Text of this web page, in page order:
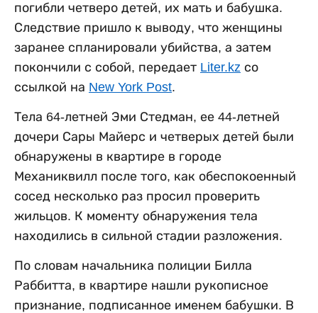
погибли четверо детей, их мать и бабушка.
Следствие пришло к выводу, что женщины
заранее спланировали убийства, а затем
покончили с собой, передает Liter.kz со
ссылкой на New York Post.
Тела 64-летней Эми Стедман, ее 44-летней
дочери Сары Майерс и четверых детей были
обнаружены в квартире в городе
Механиквилл после того, как обеспокоенный
сосед несколько раз просил проверить
жильцов. К моменту обнаружения тела
находились в сильной стадии разложения.
По словам начальника полиции Билла
Раббитта, в квартире нашли рукописное
признание, подписанное именем бабушки. В